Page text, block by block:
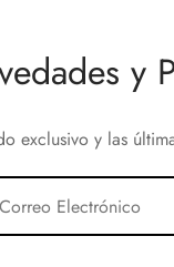
y
y las